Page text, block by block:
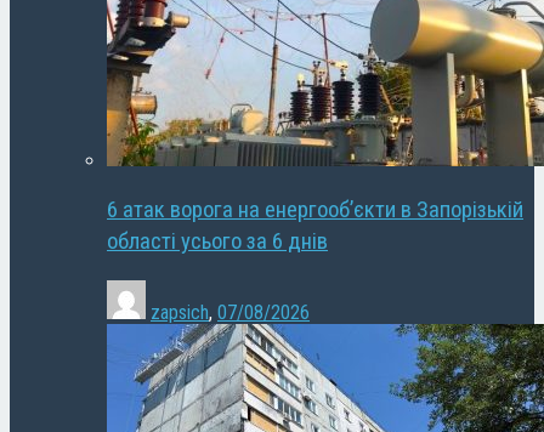
6 атак ворога на енергооб’єкти в Запорізькій
області усього за 6 днів
zapsich, 07/08/2026